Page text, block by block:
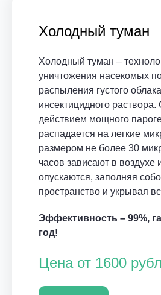
Холодный туман
Холодный туман –
уничтожения насекомых
распыления густого облака
инсектицидного раствора.
действием мощного
распадается на легкие
размером не более 30
часов зависают в воздухе
опускаются, заполняя
пространство и укрывая
Эффективность – 99%,
год!
Цена от 1600